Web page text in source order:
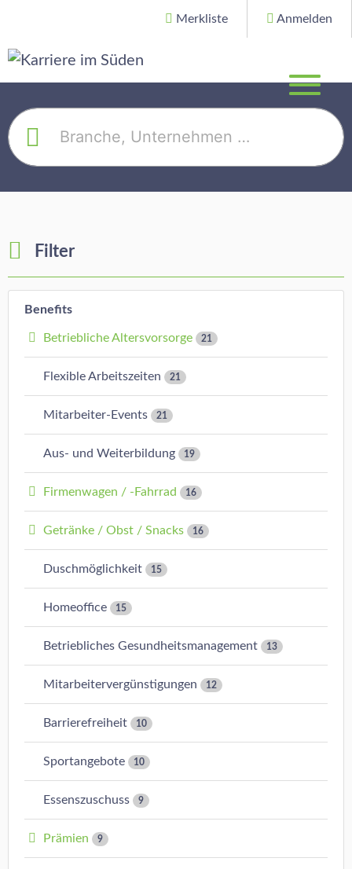
Merkliste Anmelden
Filter
Benefits
Betriebliche Altersvorsorge 21
Flexible Arbeitszeiten 21
Mitarbeiter-Events 21
Aus- und Weiterbildung 19
Firmenwagen / -Fahrrad 16
Getränke / Obst / Snacks 16
Duschmöglichkeit 15
Homeoffice 15
Betriebliches Gesundheitsmanagement 13
Mitarbeitervergünstigungen 12
Barrierefreiheit 10
Sportangebote 10
Essenszuschuss 9
Prämien 9